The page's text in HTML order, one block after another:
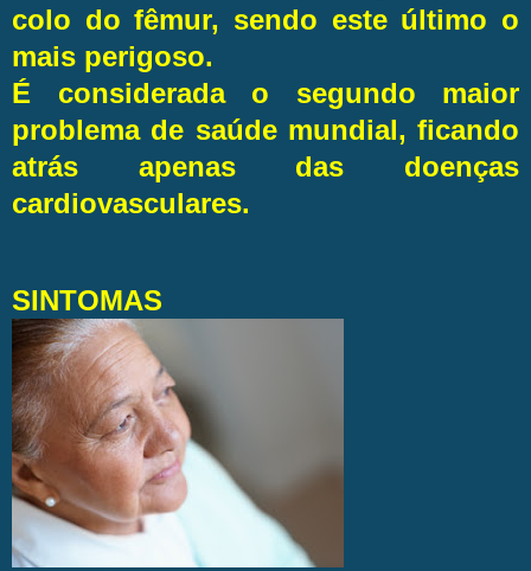
colo do fêmur, sendo este último o
mais perigoso.
É considerada o segundo maior
problema de saúde mundial, ficando
atrás apenas das doenças
cardiovasculares.
SINTOMAS